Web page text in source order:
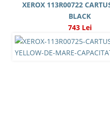
XEROX 113R00722
BLACK
743 Lei